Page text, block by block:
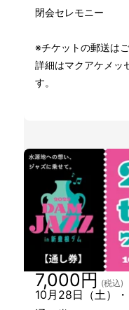
閉会セレモニー
※チケットの郵送はご
詳細はマクアケメッ
す。
10月28日（土）
7,000円 (税込)